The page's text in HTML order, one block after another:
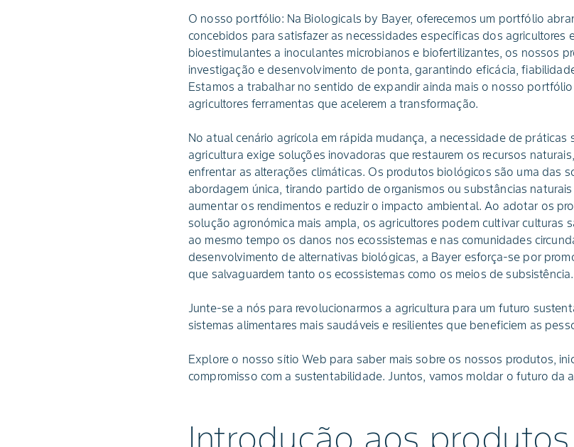
O nosso portfólio: Na Biologicals by Bayer, oferecemos um portfólio
concebidos para satisfazer as necessidades específicas dos agricultores
bioestimulantes a inoculantes microbianos e biofertilizantes, os nossos
investigação e desenvolvimento de ponta, garantindo eficácia,
Estamos a trabalhar no sentido de expandir ainda mais o nosso
agricultores ferramentas que acelerem a transformação.
No atual cenário agrícola em rápida mudança, a necessidade de
agricultura exige soluções inovadoras que restaurem os recursos
enfrentar as alterações climáticas. Os produtos biológicos são uma das
abordagem única, tirando partido de organismos ou substâncias
aumentar os rendimentos e reduzir o impacto ambiental. Ao adotar os
solução agronómica mais ampla, os agricultores podem cultivar culturas
ao mesmo tempo os danos nos ecossistemas e nas comunidades
desenvolvimento de alternativas biológicas, a Bayer esforça-se por
que salvaguardem tanto os ecossistemas como os meios de subsistência.
Junte-se a nós para revolucionarmos a agricultura para um futuro
sistemas alimentares mais saudáveis e resilientes que beneficiem as
Explore o nosso sítio Web para saber mais sobre os nossos produtos,
compromisso com a sustentabilidade. Juntos, vamos moldar o futuro da
Introdução aos